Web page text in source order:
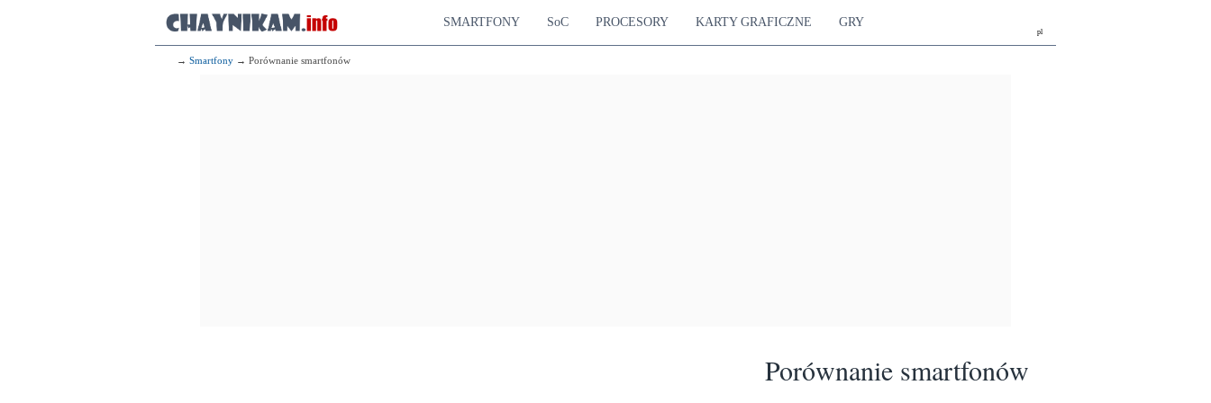
pl
SMARTFONY SoC PROCESORY KARTY GRAFICZNE GRY
→ Smartfony → Porównanie smartfonów
Porównanie smartfonów